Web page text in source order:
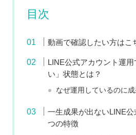
目次
動画で確認したい方はこ
LINE公式アカウント運
い」状態とは？
なぜ運用しているのに
一生成果が出ないLINE
つの特徴